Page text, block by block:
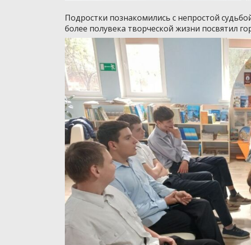
Подростки познакомились с непростой
более полувека творческой жизни посвятил